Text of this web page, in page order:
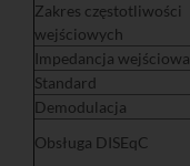
Zakres częstotliwości
wejściowych
Impedancja wejściowa
Standard
Demodulacja
Obsługa DISEqC